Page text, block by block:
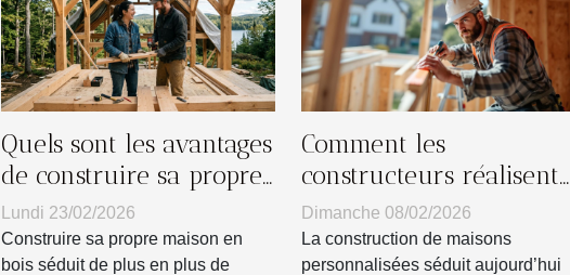
Quels sont les avantages
de construire sa propre
maison en bois ?
Lundi 23/02/2026
Construire sa propre maison en
bois séduit de plus en plus de
Comment les
constructeurs réalisent-
ils des maisons
personnalisées ?
Dimanche 08/02/2026
La construction de maisons
personnalisées séduit aujourd’hui